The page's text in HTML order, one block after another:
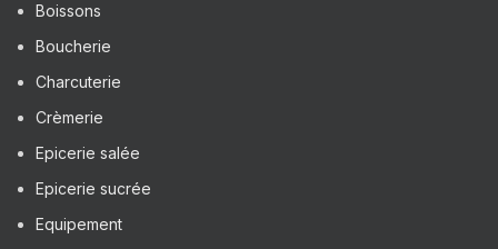
Boissons
Boucherie
Charcuterie
Crèmerie
Epicerie salée
Epicerie sucrée
Equipement